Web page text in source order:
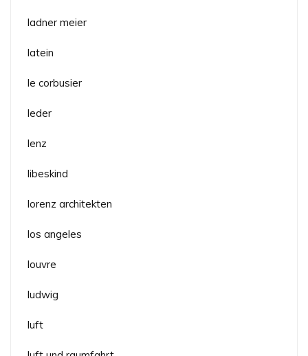
ladner meier
latein
le corbusier
leder
lenz
libeskind
lorenz architekten
los angeles
louvre
ludwig
luft